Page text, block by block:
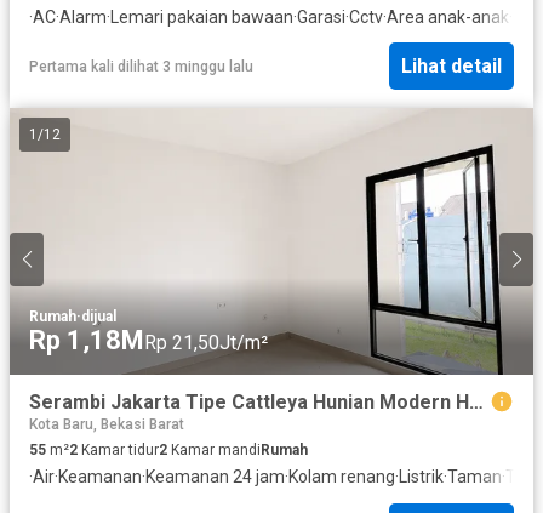
·AC·Alarm· Lemari pakaian bawaan·Garasi·Cctv·Area anak-anak
Pertama kali dilihat 3 minggu lalu Lihat detail
1 /12
Rumah·dijual
Rp 1,18MRp 21,50Jt/m²
Serambi Jakarta Tipe Cattleya Hunian Modern Harga Terjangkau
Kota Baru, Bekasi Barat
55 m²2 Kamar tidur2 Kamar mandi Rumah
·Air·Keamanan·Keamanan 24 jam·Kolam renang·Listrik·Taman·